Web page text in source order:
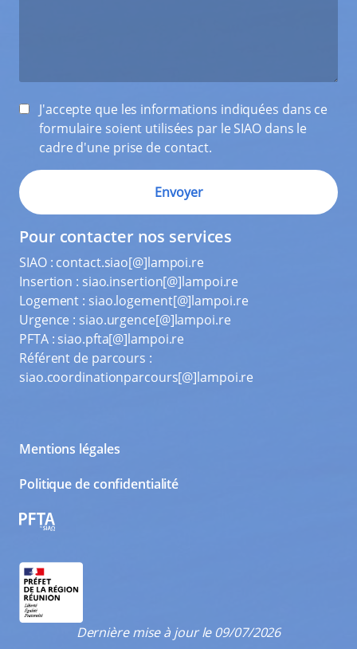
J'accepte que les informations indiquées dans ce
formulaire soient utilisées par le SIAO dans le
cadre d'une prise de contact.
Pour contacter nos services
SIAO : contact.siao[@]lampoi.re
Insertion : siao.insertion[@]lampoi.re
Logement : siao.logement[@]lampoi.re
Urgence : siao.urgence[@]lampoi.re
PFTA : siao.pfta[@]lampoi.re
Référent de parcours :
siao.coordinationparcours[@]lampoi.re
Mentions légales
Politique de confidentialité
PFTA
Dernière mise à jour le 09/07/2026